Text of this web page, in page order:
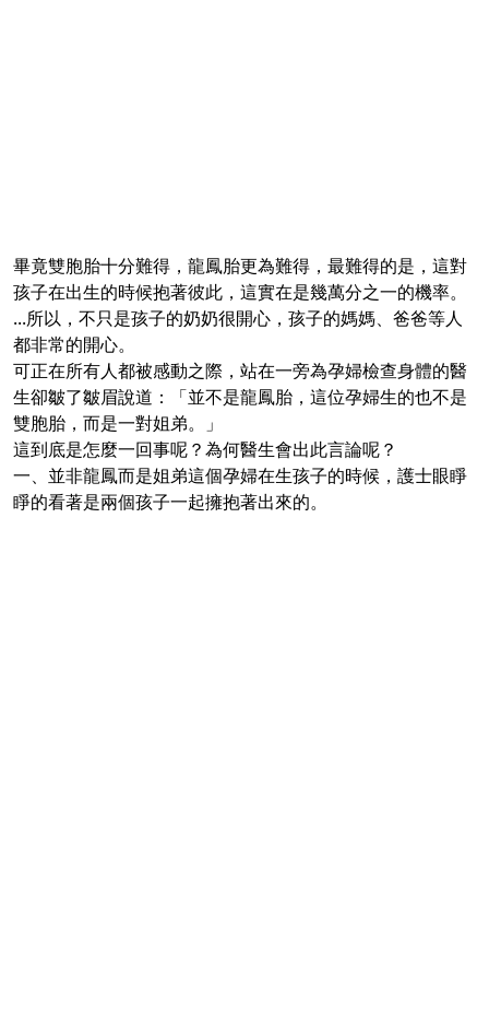
畢竟雙胞胎十分難得，龍鳳胎更為難得，最難得的是，這對
孩子在出生的時候抱著彼此，這實在是幾萬分之一的機率。
...所以，不只是孩子的奶奶很開心，孩子的媽媽、爸爸等人
都非常的開心。
可正在所有人都被感動之際，站在一旁為孕婦檢查身體的醫
生卻皺了皺眉說道：「並不是龍鳳胎，這位孕婦生的也不是
雙胞胎，而是一對姐弟。」
這到底是怎麼一回事呢？為何醫生會出此言論呢？
一、並非龍鳳而是姐弟這個孕婦在生孩子的時候，護士眼睜
睜的看著是兩個孩子一起擁抱著出來的。